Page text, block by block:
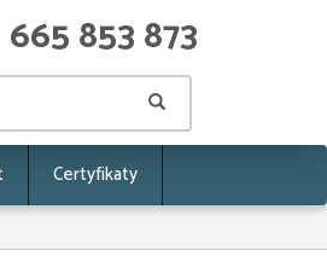
665 853 873
Certyfikaty